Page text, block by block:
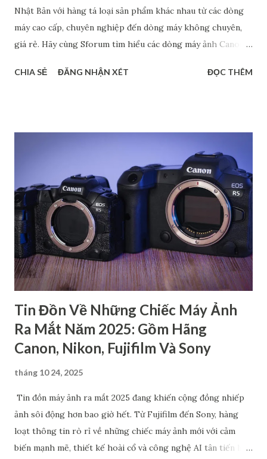
Nhật Bản với hàng tá loại sản phẩm khác nhau từ các dòng
máy cao cấp, chuyên nghiệp đến dòng máy không chuyên,
giá rẻ. Hãy cùng Sforum tìm hiểu các dòng máy ảnh Canon
Crop. Chắc chắn rằng, các thông tin này sẽ giúp bạn tìm ra
đặc điểm riêng để phục vụ cho các đối tượng người dùng
khác nhau. Dòng 1 số - Dòng cao cấp dành cho chuyên
nghiệp Đây là loại cao cấp nhất trong các dòng máy ảnh
Canon, chủ yếu dành cho các nhiếp ảnh gia chuyên nghiệp.
Hầu hết các sản phẩm thuộc dòng này đều có thiết kế chắc
chắn, kháng bụi, kháng nước,… nên có độ bền cao. Bên cạnh
đó, máy còn cho ra chất lượng hình ảnh rất cao với cảm biến
full-frame hoặc APS-C ca...
CHIA SẺ ĐĂNG NHẬN XÉT ĐỌC THÊM
Tin Đồn Về Những Chiếc Máy Ảnh
Ra Mắt Năm 2025: Gồm Hãng
Canon, Nikon, Fujifilm Và Sony
tháng 10 24, 2025
Tin đồn máy ảnh ra mắt 2025 đang khiến cộng đồng nhiếp
ảnh sôi động hơn bao giờ hết. Từ Fujifilm đến Sony, hàng
loạt thông tin rò rỉ về những chiếc máy ảnh mới với cảm
biến mạnh mẽ, thiết kế hoài cổ và công nghệ AI tân tiến liên